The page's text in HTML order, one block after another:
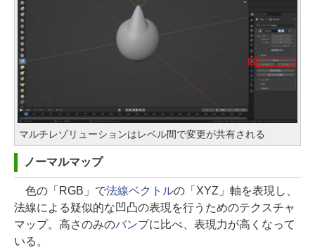
マルチレゾリューションはレベル間で変更が共有される
ノーマルマップ
色の「RGB」で法線ベクトルの「XYZ」軸を表現し、
法線による疑似的な凹凸の表現を行うためのテクスチャ
マップ。高さのみのバンプに比べ、表現力が高くなって
いる。